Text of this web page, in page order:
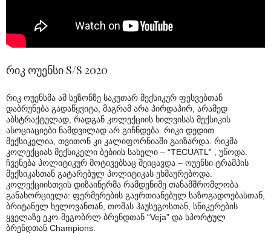
რიკ ოუენსი S/S 2020
რიკ ოუენსმა ამ სეზონზე საკუთარ მექსიკურ ფესვებთან
დაბრუნება გადაწყვიტა, მაგრამ არა პირდაპირ, არამედ
აბსტრაქტულად, რადგან კოლექციის ხილვისას მექსიკის
ასოციაციები ნამდვილად არ გიჩნდება. რიკი დედით
მექსიკელია, თვითონ კი კალიფორნიაში გაიზარდა. რიკმა
კოლექციას მექსიკელი ბებიის სახელი – “TECUATL” , უწოდა.
ჩვენება პოლიტიკურ მოტივებსაც შეიცავდა – ოუენსი ტრამპის
მექსიკასთან გატარებულ პოლიტიკას ეხმაურებოდა.
კოლექციისთვის დიზაინერმა რამდენიმე თანამშრომლობა
განახორციელა: ფერმერების გაერთიანებულ საზოგადოებასთან,
ბრიტანელ ხელოვანთან, თომას ჰაუსეგოსთან, სნიკერების
ყველაზე ეკო-მეგობრლ ბრენდთან “Veja” და სპორტულ
ბრენდთან Champions.